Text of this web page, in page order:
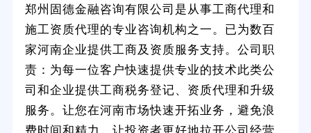
郑州固德金融咨询有限公司是从事工商代理和
施工资质代理的专业咨询机构之一。已为数百
家河南企业提供工商及资质服务支持。公司职
责：为每一位客户快速提供专业的技术此类公
司和企业提供工商税务登记、资质代理和升级
服务。让您在河南市场快速开拓业务，避免浪
费时间和精力。让投资者更好地拉开公司经营